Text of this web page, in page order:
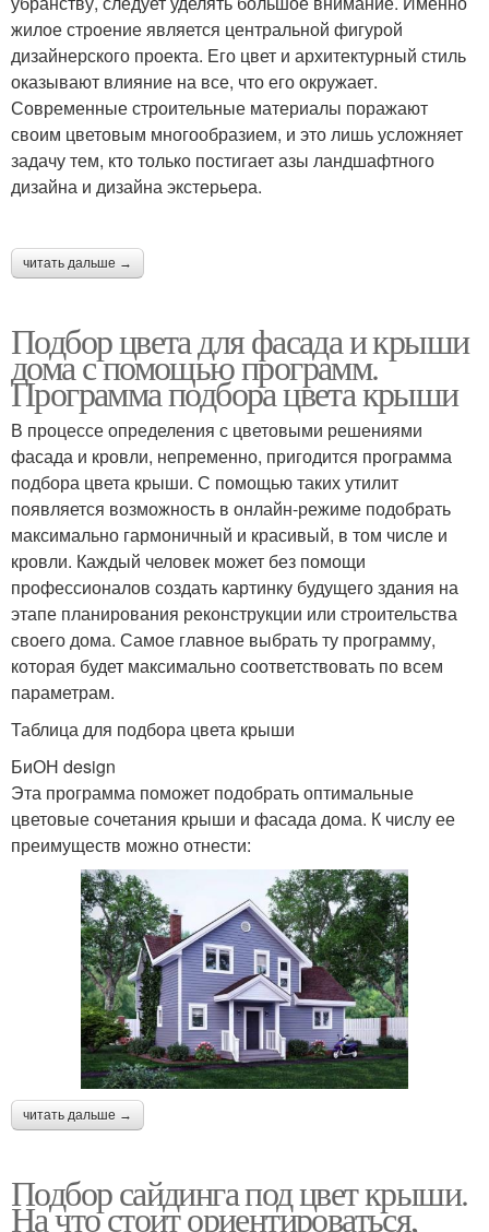
жилое строение является центральной фигурой
дизайнерского проекта. Его цвет и архитектурный стиль
оказывают влияние на все, что его окружает.
Современные строительные материалы поражают
своим цветовым многообразием, и это лишь усложняет
задачу тем, кто только постигает азы ландшафтного
дизайна и дизайна экстерьера.
читать дальше →
Подбор цвета для фасада и крыши
дома с помощью программ.
Программа подбора цвета крыши
В процессе определения с цветовыми решениями
фасада и кровли, непременно, пригодится программа
подбора цвета крыши. С помощью таких утилит
появляется возможность в онлайн-режиме подобрать
максимально гармоничный и красивый, в том числе и
кровли. Каждый человек может без помощи
профессионалов создать картинку будущего здания на
этапе планирования реконструкции или строительства
своего дома. Самое главное выбрать ту программу,
которая будет максимально соответствовать по всем
параметрам.
Таблица для подбора цвета крыши
БиОН design
Эта программа поможет подобрать оптимальные
цветовые сочетания крыши и фасада дома. К числу ее
преимуществ можно отнести:
читать дальше →
Подбор сайдинга под цвет крыши.
На что стоит ориентироваться,